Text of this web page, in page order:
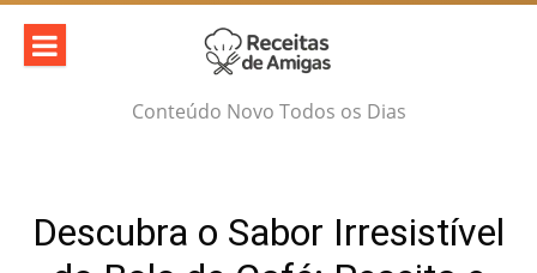
Skip
content
Conteúdo Novo Todos os Dias
Descubra o Sabor Irresistível